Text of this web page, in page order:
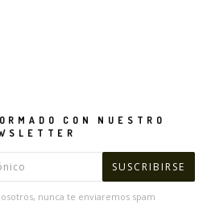
CON NUESTRO
nunca te enviaremos spam